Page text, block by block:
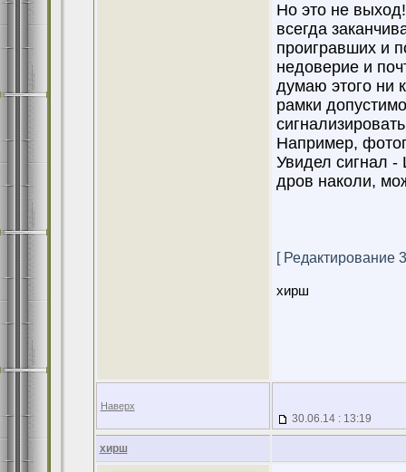
Но это не
всегда
проигравших и
недоверие и
думаю этого ни
рамки
Например,
Увидел сигнал -
дров наколи,
[ Редактирование
хирш
Наверх
30.06.14 : 13:19
хирш